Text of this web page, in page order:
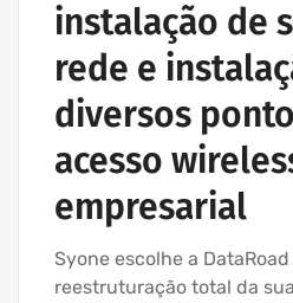
instalação de
rede e
diversos
acesso
empresarial
Syone escolhe a
reestruturação total da